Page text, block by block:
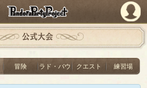
PandoraPartyProject
公式大会
冒険 ラド・バウ クエスト 練習場